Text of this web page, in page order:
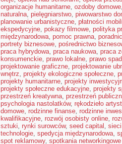
organizacje humanitarne, ozdoby domowe,
naturalna, pielęgniarstwo, piwowarstwo
planowanie urbanistyczne, płatności
ekspedycyjne, pokazy filmowe, polityka
międzynarodowa, pomoc prawna,
portrety biznesowe, pośrednictwo
praca hybrydowa, praca naukowa, praca
konsumenckie, prawo lokalne, prawo
projektowanie graficzne, projektowanie
wnętrz, projekty ekologiczne społeczne,
projekty humanitarne, projekty
projekty społeczne edukacyjne, projekty
przestrzeń kreatywna, przestrzeń
psychologia nastolatków, rękodzieło
domowe, rodzinne finanse, rodzinne
kwalifikacyjne, rozwój osobisty online,
sztuki, rynki surowców, seed capital ,
technologie, spedycja międzynarodowa,
spot reklamowy, spotkania